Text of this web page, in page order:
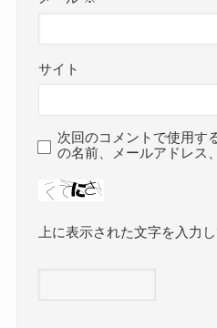
サイト
次回のコメントで使用す
の名前、メールアドレス
上に表示された文字を入力